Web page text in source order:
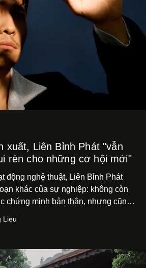
xuất, Liên Bỉnh Phát "vẫn
rèn cho những cơ hội mới"
động nghệ thuật, Liên Bỉnh Phát
khác của sự nghiệp: không còn
chứng minh bản thân, nhưng cũng
đầu 2026 đến hành trình trở lại
tĩnh hơn. Anh tiếp tục học hỏi, trau
vai diễn đủ sức đưa mình đến
Lieu